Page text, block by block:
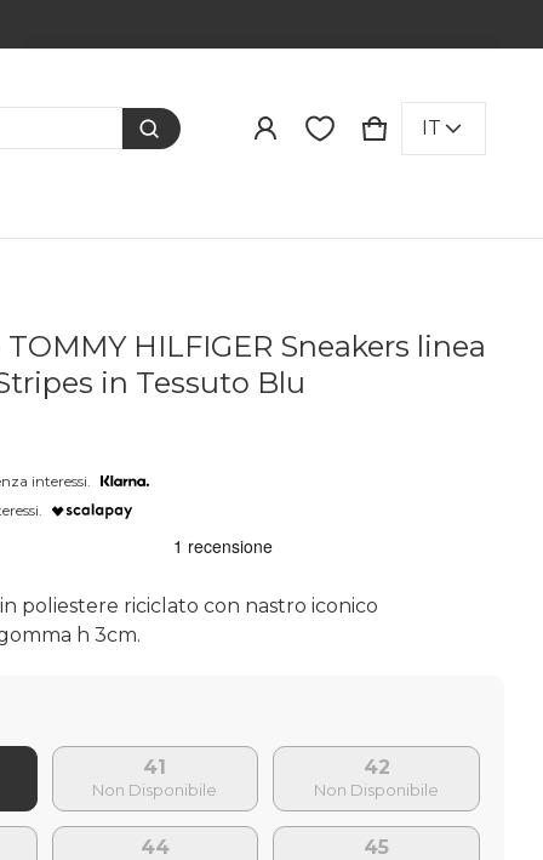
CARRELLO
0 ITEMS
IT
HILFIGER Sneakers linea
in Tessuto Blu
interessi.
poliestere riciclato con nastro iconico
h 3cm.
41 42
44 45